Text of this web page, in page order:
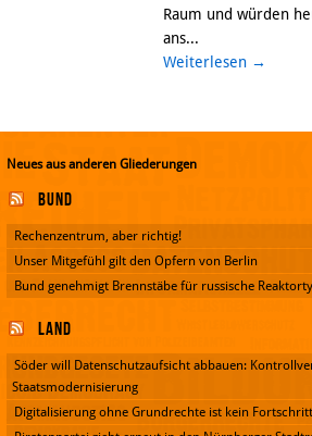
Raum und würden
ans...
Weiterlesen →
Neues aus anderen Gliederungen
Bund
Rechenzentrum, aber richtig!
Unser Mitgefühl gilt den Opfern von Berlin
Bund genehmigt Brennstäbe für russische
Land
Söder will Datenschutzaufsicht abbauen:
Staatsmodernisierung
Digitalisierung ohne Grundrechte ist kein Fortschritt